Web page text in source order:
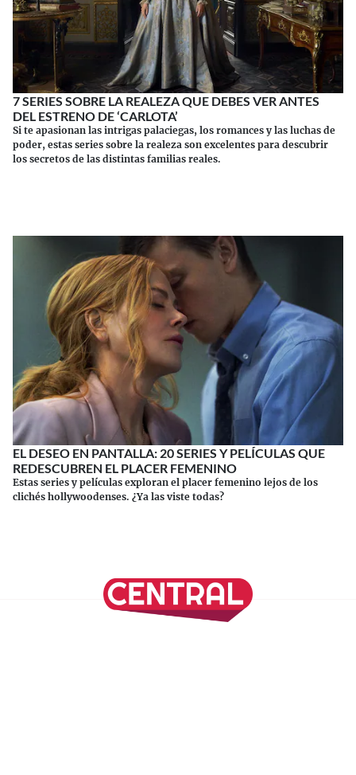
7 SERIES SOBRE LA REALEZA QUE DEBES VER ANTES
DEL ESTRENO DE ‘CARLOTA’
Si te apasionan las intrigas palaciegas, los romances y las luchas de
poder, estas series sobre la realeza son excelentes para descubrir
los secretos de las distintas familias reales.
EL DESEO EN PANTALLA: 20 SERIES Y PELÍCULAS QUE
REDESCUBREN EL PLACER FEMENINO
Estas series y películas exploran el placer femenino lejos de los
clichés hollywoodenses. ¿Ya las viste todas?